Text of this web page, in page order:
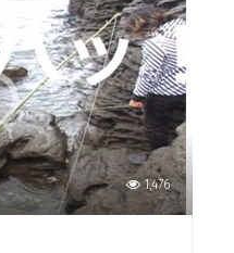
1,476